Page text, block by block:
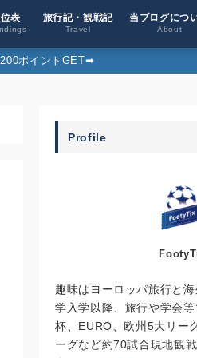
表 旅行記・観戦記
Travel
当ブログにつ
About
ポイントGET➡︎
Profile
趣味はヨーロッパ旅行と
学入学以降、旅行や学会
杯、EURO、欧州5大リー
ーグなど約70試合現地観